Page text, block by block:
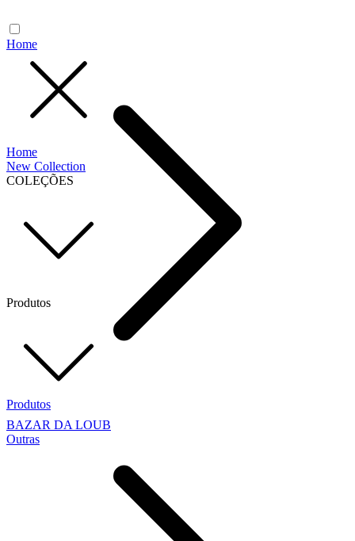
Home
New Collection
COLEÇÕES
Produtos
BAZAR DA LOUB
Outras
Home
Produtos